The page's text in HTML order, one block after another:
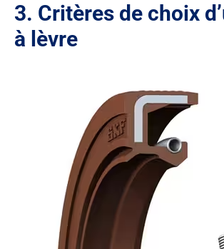
3. Critères de choix
à lèvre